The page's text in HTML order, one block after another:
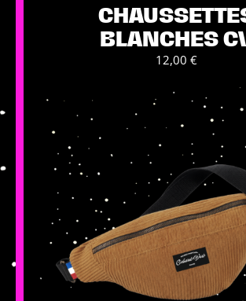
BLANCHES
12,00 €
plusieurs
variations.
Les
options
peuvent
être
page
du
produit